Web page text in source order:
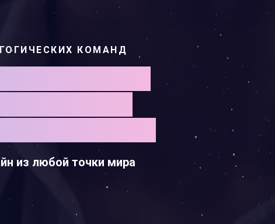
КОМАНД
из любой точки мира